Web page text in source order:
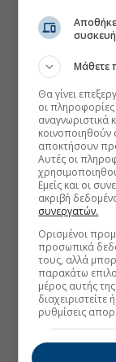
Μάθετε
Θα γίνει
οι
αναγνωριστικά
αποκτήσουν
Αυτές οι
Εμείς και οι
ακριβή
συνεργατών.
Ορισμένοι
προσωπικά
τους, αλλά
παρακάτω
μέρος αυτής
ρυθμίσεις